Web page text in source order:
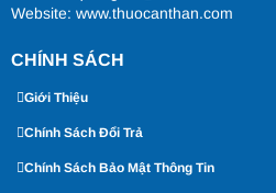
Website: www.thuocanthan.com
CHÍNH SÁCH
Giới Thiệu
Chính Sách Đổi Trả
Chính Sách Bảo Mật Thông Tin